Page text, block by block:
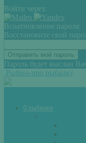
Войти через:
Всоатновление пароля
Восстановите свой
Пароль будет выслан
Рыбхоз-про рыбалку
О рыбалке